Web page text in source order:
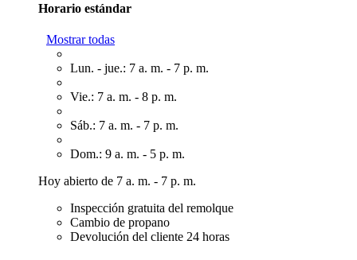
Horario estándar
Mostrar todas
Lun. - jue.: 7 a. m. - 7 p. m.
Vie.: 7 a. m. - 8 p. m.
Sáb.: 7 a. m. - 7 p. m.
Dom.: 9 a. m. - 5 p. m.
Hoy abierto de 7 a. m. - 7 p. m.
Inspección gratuita del remolque
Cambio de propano
Devolución del cliente 24 horas